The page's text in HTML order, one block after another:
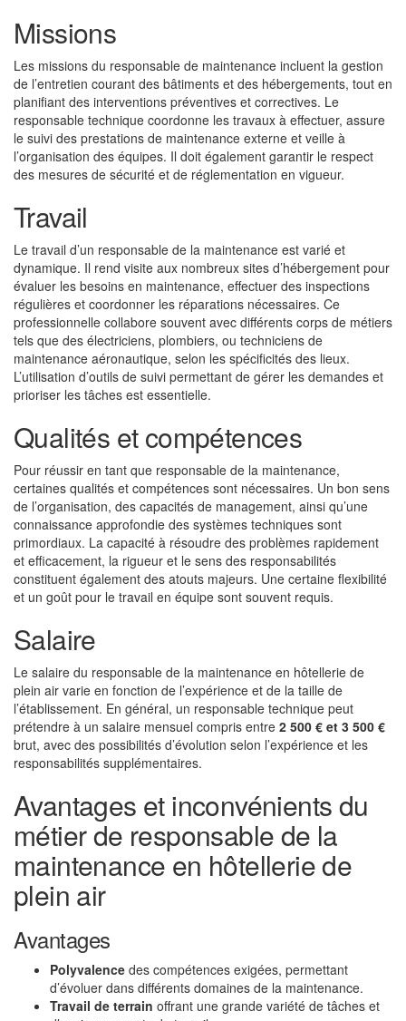
Missions
Les missions du responsable de maintenance incluent la gestion
de l’entretien courant des bâtiments et des hébergements, tout en
planifiant des interventions préventives et correctives. Le
responsable technique coordonne les travaux à effectuer, assure
le suivi des prestations de maintenance externe et veille à
l’organisation des équipes. Il doit également garantir le respect
des mesures de sécurité et de réglementation en vigueur.
Travail
Le travail d’un responsable de la maintenance est varié et
dynamique. Il rend visite aux nombreux sites d’hébergement pour
évaluer les besoins en maintenance, effectuer des inspections
régulières et coordonner les réparations nécessaires. Ce
professionnelle collabore souvent avec différents corps de métiers
tels que des électriciens, plombiers, ou techniciens de
maintenance aéronautique, selon les spécificités des lieux.
L’utilisation d’outils de suivi permettant de gérer les demandes et
prioriser les tâches est essentielle.
Qualités et compétences
Pour réussir en tant que responsable de la maintenance,
certaines qualités et compétences sont nécessaires. Un bon sens
de l’organisation, des capacités de management, ainsi qu’une
connaissance approfondie des systèmes techniques sont
primordiaux. La capacité à résoudre des problèmes rapidement
et efficacement, la rigueur et le sens des responsabilités
constituent également des atouts majeurs. Une certaine flexibilité
et un goût pour le travail en équipe sont souvent requis.
Salaire
Le salaire du responsable de la maintenance en hôtellerie de
plein air varie en fonction de l’expérience et de la taille de
l’établissement. En général, un responsable technique peut
prétendre à un salaire mensuel compris entre 2 500 € et 3 500 €
brut, avec des possibilités d’évolution selon l’expérience et les
responsabilités supplémentaires.
Avantages et inconvénients du
métier de responsable de la
maintenance en hôtellerie de
plein air
Avantages
Polyvalence des compétences exigées, permettant
d’évoluer dans différents domaines de la maintenance.
Travail de terrain offrant une grande variété de tâches et